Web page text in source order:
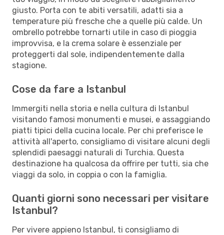
giusto. Porta con te abiti versatili, adatti sia a
temperature più fresche che a quelle più calde. Un
ombrello potrebbe tornarti utile in caso di pioggia
improvvisa, e la crema solare è essenziale per
proteggerti dal sole, indipendentemente dalla
stagione.
Cose da fare a Istanbul
Immergiti nella storia e nella cultura di Istanbul
visitando famosi monumenti e musei, e assaggiando
piatti tipici della cucina locale. Per chi preferisce le
attività all'aperto, consigliamo di visitare alcuni degli
splendidi paesaggi naturali di Turchia. Questa
destinazione ha qualcosa da offrire per tutti, sia che
viaggi da solo, in coppia o con la famiglia.
Quanti giorni sono necessari per visitare
Istanbul?
Per vivere appieno Istanbul, ti consigliamo di